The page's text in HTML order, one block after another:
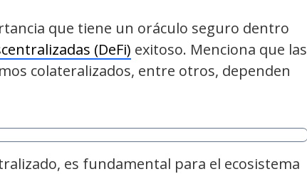
que tiene un oráculo seguro dentro
(DeFi) exitoso. Menciona que las
colateralizados, entre otros, dependen
es fundamental para el ecosistema